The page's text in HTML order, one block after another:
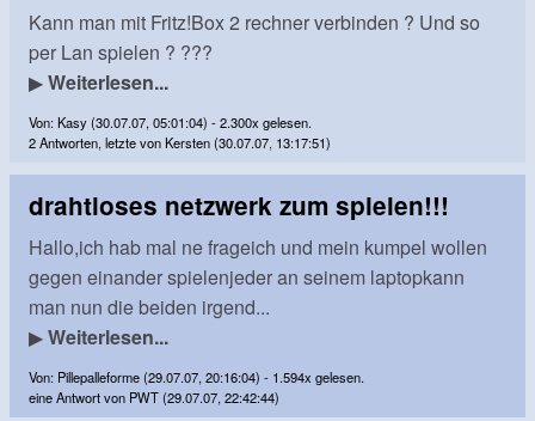
Kann man mit Fritz!Box 2 rechner verbinden ? Und so
per Lan spielen ? ???
▶Weiterlesen...
Von: Kasy (30.07.07, 05:01:04) - 2.300x gelesen.
2 Antworten, letzte von Kersten (30.07.07, 13:17:51)
drahtloses netzwerk zum spielen!!!
Hallo,ich hab mal ne frageich und mein kumpel wollen
gegen einander spielenjeder an seinem laptopkann
man nun die beiden irgend...
▶Weiterlesen...
Von: Pillepalleforme (29.07.07, 20:16:04) - 1.594x gelesen.
eine Antwort von PWT (29.07.07, 22:42:44)